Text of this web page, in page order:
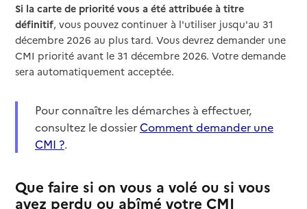
Si la carte de priorité vous a été attribuée à titre
définitif, vous pouvez continuer à l'utiliser jusqu'au 31
décembre 2026 au plus tard. Vous devrez demander une
CMI priorité avant le 31 décembre 2026. Votre demande
sera automatiquement acceptée.
Pour connaître les démarches à effectuer,
consultez le dossierComment demander une
CMI ?.
Que faire si on vous a volé ou si vous
avez perdu ou abîmé votre CMI